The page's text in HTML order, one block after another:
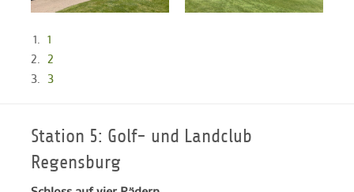
1
2
3
Station 5: Golf- und Landclub
Regensburg